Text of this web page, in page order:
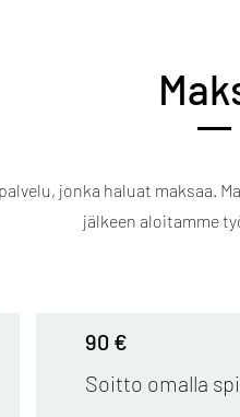
jonka haluat maksaa.
jälkeen aloitamme
90 €
Soitto omalla